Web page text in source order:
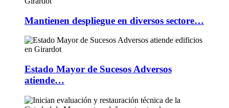
Mantienen despliegue en diversos sectore…
Estado Mayor de Sucesos Adversos
atiende…